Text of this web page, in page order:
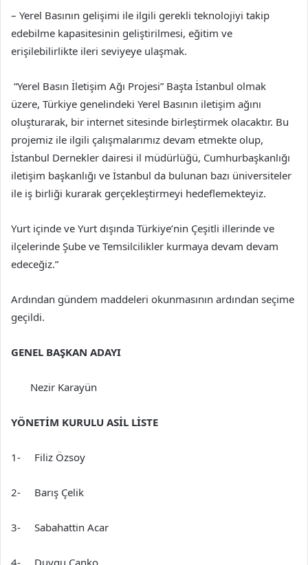
– Yerel Basının gelişimi ile ilgili gerekli teknolojiyi takip
edebilme kapasitesinin geliştirilmesi, eğitim ve
erişilebilirlikte ileri seviyeye ulaşmak.
“Yerel Basın İletişim Ağı Projesi” Başta İstanbul olmak
üzere, Türkiye genelindeki Yerel Basının iletişim ağını
oluşturarak, bir internet sitesinde birleştirmek olacaktır. Bu
projemiz ile ilgili çalışmalarımız devam etmekte olup,
İstanbul Dernekler dairesi il müdürlüğü, Cumhurbaşkanlığı
iletişim başkanlığı ve İstanbul da bulunan bazı üniversiteler
ile iş birliği kurarak gerçekleştirmeyi hedeflemekteyiz.
Yurt içinde ve Yurt dışında Türkiye’nin Çeşitli illerinde ve
ilçelerinde Şube ve Temsilcilikler kurmaya devam devam
edeceğiz.”
Ardından gündem maddeleri okunmasının ardından seçime
geçildi.
GENEL BAŞKAN ADAYI
Nezir Karayün
YÖNETİM KURULU ASİL LİSTE
1- Filiz Özsoy
2- Barış Çelik
3- Sabahattin Acar
4- Duygu Canko